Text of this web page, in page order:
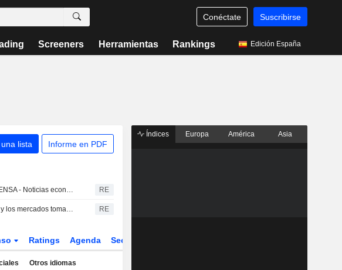
Conéctate Suscribirse
Screeners Herramientas Rankings Edición España
lista Informe en PDF
RESUMEN DE PRENSA - Noticias económicas de The New York Times del 7 de agosto RE
Europa se calienta y los mercados toman nota RE
Ratings Agenda Sector
Otros idiomas
Índices Europa América Asia